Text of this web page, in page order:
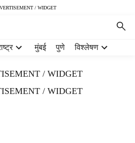
/ WIDGET
मुंबई पुणे विश्लेषण
/ WIDGET
/ WIDGET